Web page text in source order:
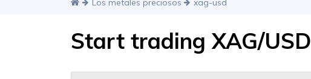
Los metales preciosos xag-usd
Start trading XAG/USD